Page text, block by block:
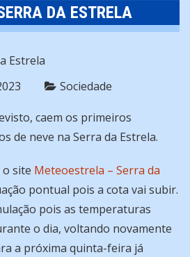
DA ESTRELA
Sociedade
caem os primeiros
de neve na Serra da Estrela.
site Meteoestrela – Serra da
pontual pois a cota vai subir.
pois as temperaturas
o dia, voltando novamente
a próxima quinta-feira já